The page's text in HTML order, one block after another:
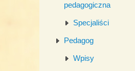
pedagogiczna
Specjaliści
Pedagog
Wpisy